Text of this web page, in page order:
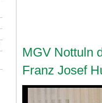
MGV Nottuln
Franz Josef